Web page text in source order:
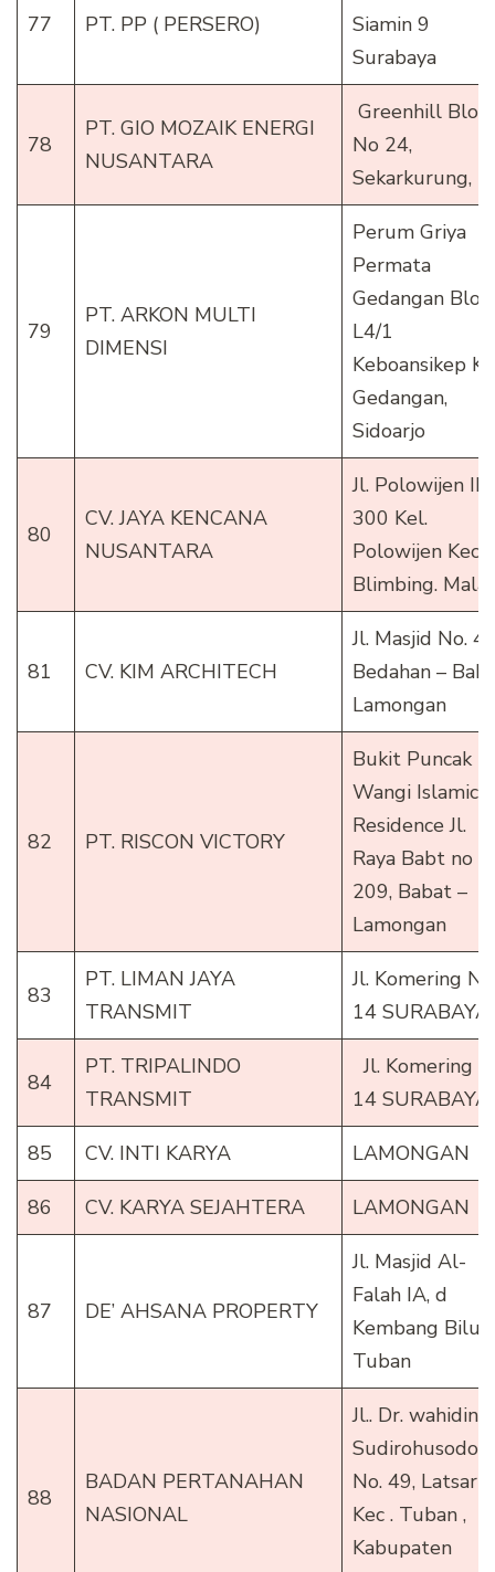
77 PT. PP ( PERSERO)
Siamin 9
Surabaya
78
PT. GIO MOZAIK ENERGI
NUSANTARA
Greenhill Blok
No 24,
Sekarkurung,
79
PT. ARKON MULTI
DIMENSI
Perum Griya
Permata
Gedangan Blok
L4/1
Keboansikep
Gedangan,
Sidoarjo
80
CV. JAYA KENCANA
NUSANTARA
Jl. Polowijen II
300 Kel.
Polowijen Kec.
Blimbing.
81 CV. KIM ARCHITECH
Jl. Masjid No. 4
Bedahan –
Lamongan
82 PT. RISCON VICTORY
Bukit Puncak
Wangi Islamic
Residence Jl.
Raya Babt no
209, Babat –
Lamongan
83
PT. LIMAN JAYA
TRANSMIT
Jl. Komering
14 SURABAYA
84
PT. TRIPALINDO
TRANSMIT
Jl. Komering
14 SURABAYA
85 CV. INTI KARYA LAMONGAN
86 CV. KARYA SEJAHTERA LAMONGAN
87 DE’ AHSANA PROPERTY
Jl. Masjid Al-
Falah IA, d
Kembang Bilu ,
Tuban
88
BADAN PERTANAHAN
NASIONAL
Jl.. Dr. wahidin
Sudirohusodo
No. 49, Latsari,
Kec . Tuban ,
Kabupaten